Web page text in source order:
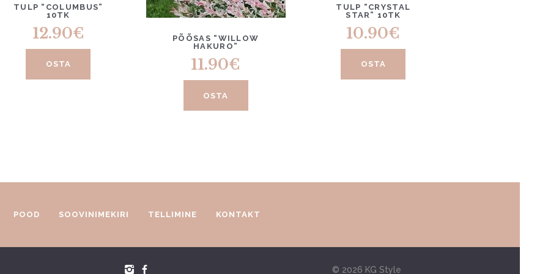
TULP “COLUMBUS”
10TK
12.90€
OSTA
PÕÕSAS “WILLOW
HAKURO”
11.90€
OSTA
TULP “CRYSTAL
STAR” 10TK
10.90€
OSTA
POOD SOOVINIMEKIRI TELLIMINE KONTAKT
© 2026 KG Style